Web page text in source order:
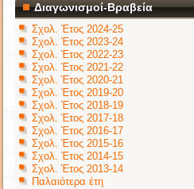
Διαγωνισμοί-Βραβεία
Σχολ. Έτος 2024-25
Σχολ. Έτος 2023-24
Σχολ. Έτος 2022-23
Σχολ. Έτος 2021-22
Σχολ. Έτος 2020-21
Σχολ. Έτος 2019-20
Σχολ. Έτος 2018-19
Σχολ. Έτος 2017-18
Σχολ. Έτος 2016-17
Σχολ. Έτος 2015-16
Σχολ. Έτος 2014-15
Σχολ. Έτος 2013-14
Παλαιότερα έτη